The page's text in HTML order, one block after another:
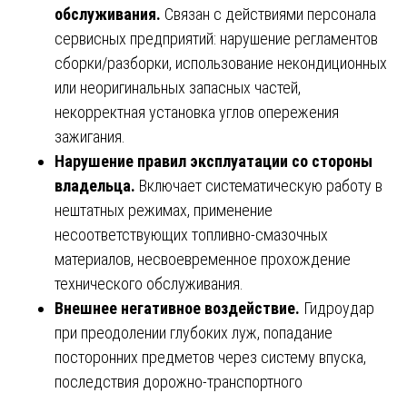
обслуживания. Связан с действиями персонала
сервисных предприятий: нарушение регламентов
сборки/разборки, использование некондиционных
или неоригинальных запасных частей,
некорректная установка углов опережения
зажигания.
Нарушение правил эксплуатации со стороны
владельца. Включает систематическую работу в
нештатных режимах, применение
несоответствующих топливно-смазочных
материалов, несвоевременное прохождение
технического обслуживания.
Внешнее негативное воздействие. Гидроудар
при преодолении глубоких луж, попадание
посторонних предметов через систему впуска,
последствия дорожно-транспортного